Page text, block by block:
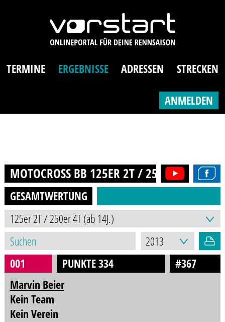
TERMINE ERGEBNISSE ADRESSEN STRECKEN
ANMELDEN
MOTOCROSS BB 125ER 2T / 250ER 4T (AB
GESAMTWERTUNG
001 PUNKTE 334
#367
Marvin Beier
Kein Team
Kein Verein